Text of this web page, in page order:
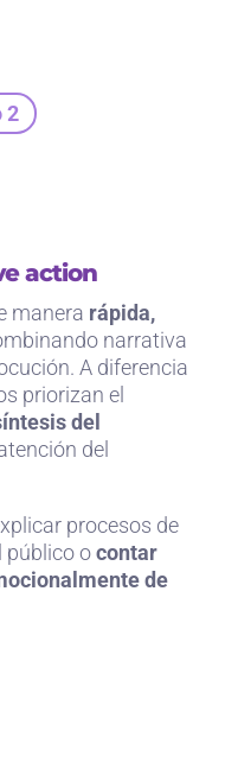
2
action
manera rápida,
narrativa
A diferencia
priorizan el
del
del
procesos de
público ocontar
de